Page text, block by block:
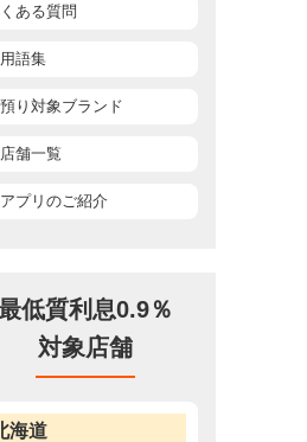
ある質問
語集
り対象ブランド
舗一覧
プリのご紹介
低質利息0.9％
対象店舗
海道